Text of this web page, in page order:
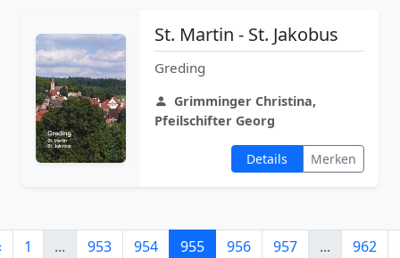
St. Martin - St. Jakobus
Greding
Grimminger Christina,
Pfeilschifter Georg
Details Merken
1 ... 953 954 955 956 957 ... 962